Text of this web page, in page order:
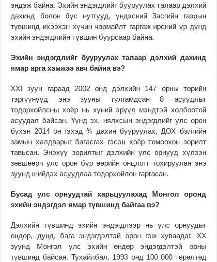
эндэж байна. Эхийн эндэгдлийг бууруулах талаар дэлхий
дахинд болон бүс нутгууд, үндэсний Засгийн газрын
түвшинд ихээхэн хүчин чармайлт гаргаж ирсний үр дүнд
эхийн эндэгдлийн түвшин буурсаар байна.
Эхийн эндэгдлийг бууруулах талаар дэлхий дахинд
ямар арга хэмжээ авч байна вэ?
XXI зуун гараад 2002 онд дэлхийн 147 орны төрийн
тэргүүнүүд энэ зууны тулгамдсан 8 асуудлыг
тодорхойлсны хоёр нь хүний эрүүл мэндтэй холбоотой
асуудал байсан. Үүнд эх, нялхсын эндэгдлийг улс орон
бүхэн 2014 он гэхэд ¾ дахин бууруулах, ДОХ бэлгийн
замын халдварыг багасгах гэсэн хоёр томоохон зорилт
тавьсан. Энэхүү зорилтыг дэлхийн улс орнууд хүлээн
зөвшөөрч улс орон бүр өөрийн онцлогт тохируулан энэ
зуунд шийдэх асуудлаа тодорхойлон гаргасан.
Бусад улс орнуудтай харьцуулахад Монгол оронд
эхийн эндэгдэл ямар түвшинд байгаа вэ?
Дэлхийн түвшинд эхийн эндэгдлээр нь улс орнуудыг
өндөр, дунд, бага эндэгдэлтэй орон гэж хуваадаг. XX
зуунд Монгол улс эхийн өндөр эндэгдэлтэй орны
түвшинд байсан. Тухайлбал, 1993 онд 100 000 төрөлтөд